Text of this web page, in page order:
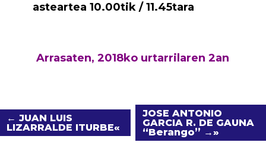
asteartea 10.00tik / 11.45tara
Arrasaten, 2018ko urtarrilaren 2an
← JUAN LUIS
LIZARRALDE ITURBE
JOSE ANTONIO
GARCIA R. DE GAUNA
“Berango” →